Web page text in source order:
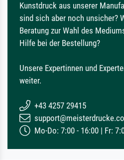
Kunstdruck aus unserer
sind sich aber noch unsicher?
Beratung zur Wahl des
Hilfe bei der Bestellung?
Unsere Expertinnen und
weiter.
+43 4257 29415
Mo-Do: 7:00 - 16:00 | Fr: